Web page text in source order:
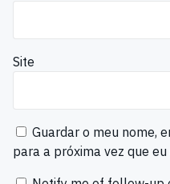
Site
Guardar o meu nome,
para a próxima vez que